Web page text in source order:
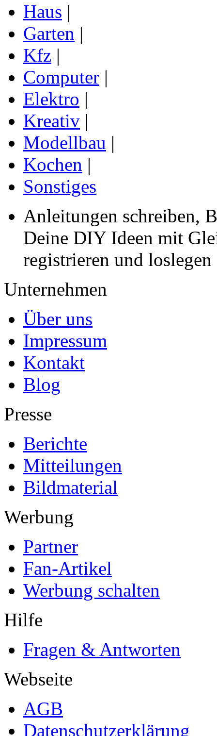
Haus |
Garten |
Kfz |
Computer |
Elektro |
Kreativ |
Modellbau |
Kochen |
Sonstiges
Anleitungen schreiben,
Deine DIY Ideen mit
registrieren und loslegen
Unternehmen
Über uns
Impressum
Kontakt
Blog
Presse
Berichte
Mitteilungen
Bildmaterial
Werbung
Partner
Fan-Artikel
Werbung schalten
Hilfe
Fragen & Antworten
Webseite
AGB
Datenschutzerklärung